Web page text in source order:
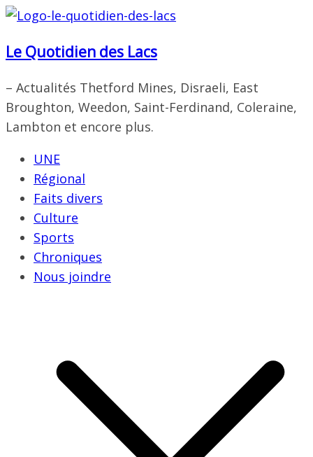
Passer
contenu
Le Quotidien des Lacs
– Actualités Thetford Mines, Disraeli, East
Broughton, Weedon, Saint-Ferdinand, Coleraine,
Lambton et encore plus.
UNE
Régional
Faits divers
Culture
Sports
Chroniques
Nous joindre